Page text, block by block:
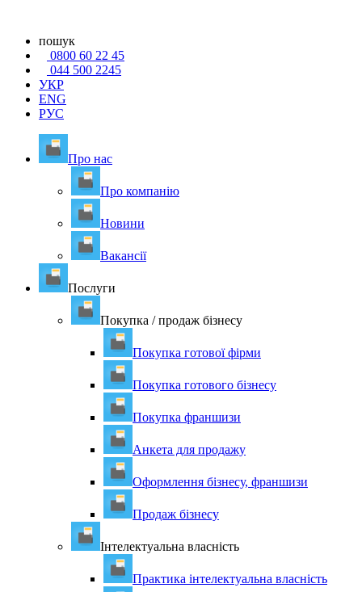
пошук
0800 60 22 45
044 500 2245
УКР
ENG
РУС
Про нас
Про компанію
Новини
Вакансії
Послуги
Покупка / продаж бізнесу
Покупка готової фірми
Покупка готового бізнесу
Покупка франшизи
Анкета для продажу
Оформлення бізнесу, франшизи
Продаж бізнесу
Інтелектуальна власність
Практика інтелектуальна власність